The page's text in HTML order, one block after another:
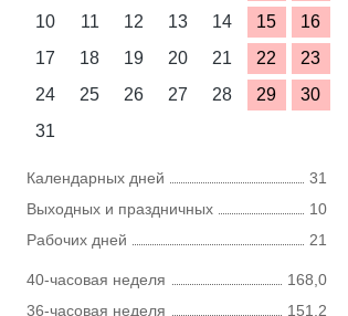
10
11 12 13 14 15
16
17
18 19 20 21 22
23
24
25 26 27 28 29
30
31
Календарных дней
31
Выходных и праздничных
10
Рабочих дней
21
40-часовая неделя
168,0
36-часовая неделя
151,2